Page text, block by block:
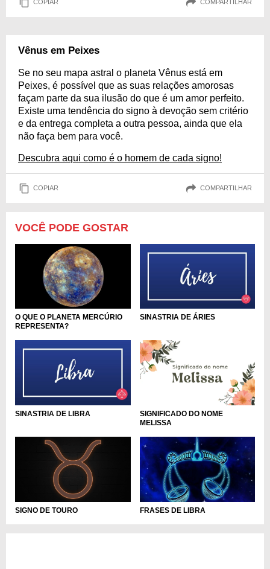
COPIAR COMPARTILHAR
Vênus em Peixes
Se no seu mapa astral o planeta Vênus está em
Peixes, é possível que as suas relações amorosas
façam parte da sua ilusão do que é um amor perfeito.
Existe uma tendência do signo à devoção sem critério
e da entrega completa a outra pessoa, ainda que ela
não faça bem para você.
Descubra aqui como é o homem de cada signo!
COPIAR COMPARTILHAR
VOCÊ PODE GOSTAR
O QUE O PLANETA MERCÚRIO
REPRESENTA?
SINASTRIA DE ÁRIES
SINASTRIA DE LIBRA
SIGNIFICADO DO NOME
MELISSA
SIGNO DE TOURO FRASES DE LIBRA